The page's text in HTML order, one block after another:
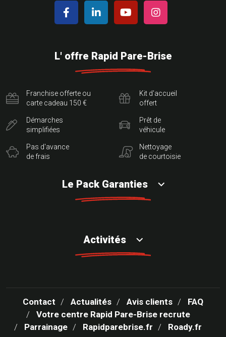
L' offre Rapid Pare-Brise
Franchise offerte ou
carte cadeau 150 €
Démarches
simplifiées
Pas d'avance
de frais
Kit d'accueil
offert
Prêt de
véhicule
Nettoyage
de courtoisie
Le Pack Garanties
Activités
Contact Actualités Avis clients
FAQ
Votre centre Rapid Pare-Brise recrute
Parrainage
Rapidparebrise.fr Roady.fr